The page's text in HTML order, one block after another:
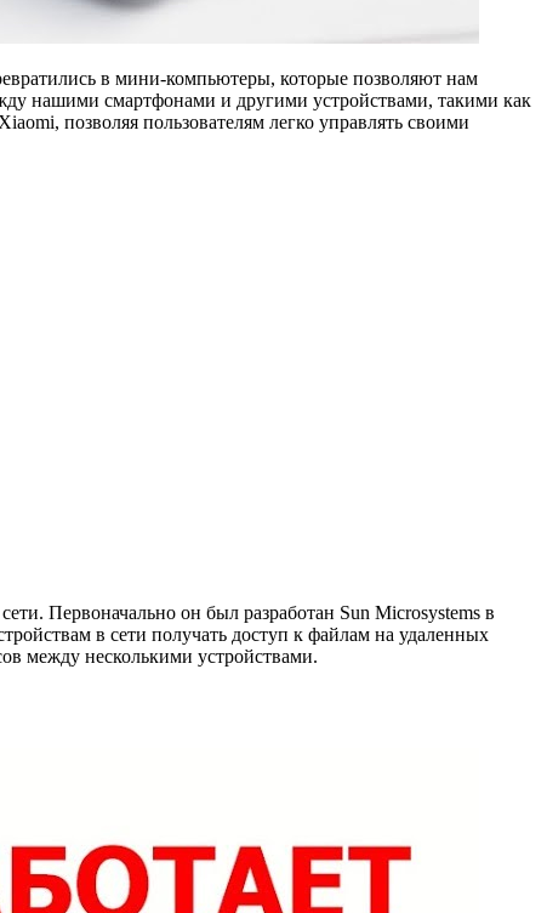
в мини-компьютеры, которые позволяют нам
нашими смартфонами и другими устройствами, такими как
позволяя пользователям легко управлять своими
Первоначально он был разработан Sun Microsystems в
в сети получать доступ к файлам на удаленных
между несколькими устройствами.